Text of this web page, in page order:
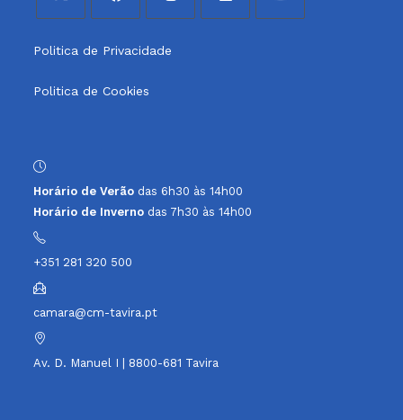
in
new
in
new
in
new
Politica de Privacidade
Politica de Cookies
Horário de Verão das 6h30 às 14h00
Horário de Inverno das 7h30 às 14h00
+351 281 320 500
camara@cm-tavira.pt
Av. D. Manuel I | 8800-681 Tavira